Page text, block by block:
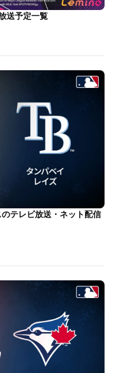
送予定一覧
テレビ放送・ネット配信